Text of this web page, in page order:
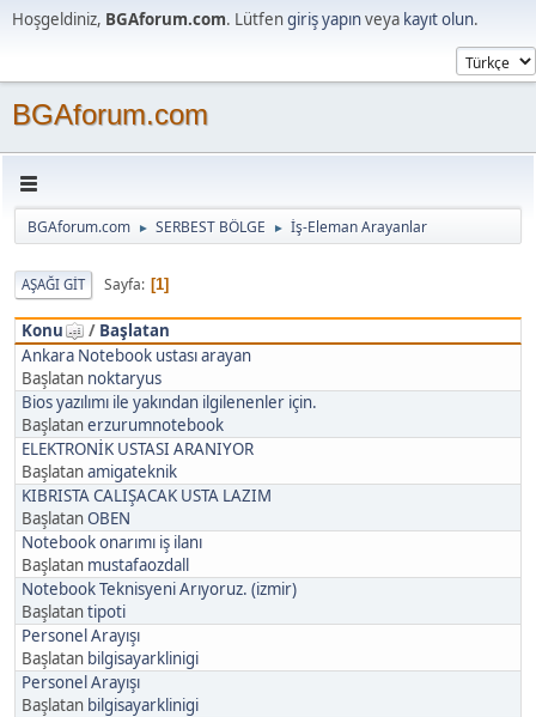
Hoşgeldiniz, BGAforum.com. Lütfengiriş yapınveya kayıt olun.
BGAforum.com
BGAforum.com ► SERBEST BÖLGE ► İş-Eleman Arayanlar
AŞAĞI GIT Sayfa 1
Konu / Başlatan
Ankara Notebook ustası arayan
Başlatan noktaryus
Bios yazılımı ile yakından ilgilenenler için.
Başlatanerzurumnotebook
ELEKTRONİK USTASI ARANIYOR
Başlatanamigateknik
KIBRISTA CALIŞACAK USTA LAZIM
BaşlatanOBEN
Notebook onarımı iş ilanı
Başlatan mustafaozdall
Notebook Teknisyeni Arıyoruz. (izmir)
Başlatantipoti
Personel Arayışı
Başlatan bilgisayarklinigi
Personel Arayışı
Başlatan bilgisayarklinigi